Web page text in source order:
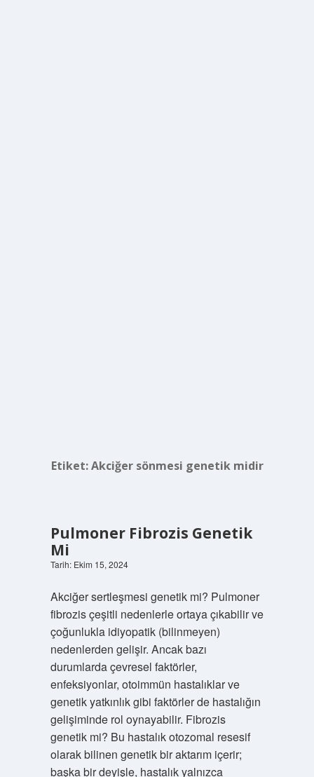
Etiket:Akciğer sönmesi genetik midir
Pulmoner Fibrozis Genetik
Mi
Tarih: Ekim 15, 2024
Akciğer sertleşmesi genetik mi? Pulmoner
fibrozis çeşitli nedenlerle ortaya çıkabilir ve
çoğunlukla idiyopatik (bilinmeyen)
nedenlerden gelişir. Ancak bazı
durumlarda çevresel faktörler,
enfeksiyonlar, otoimmün hastalıklar ve
genetik yatkınlık gibi faktörler de hastalığın
gelişiminde rol oynayabilir. Fibrozis
genetik mi? Bu hastalık otozomal resesif
olarak bilinen genetik bir aktarım içerir;
başka bir deyişle, hastalık yalnızca